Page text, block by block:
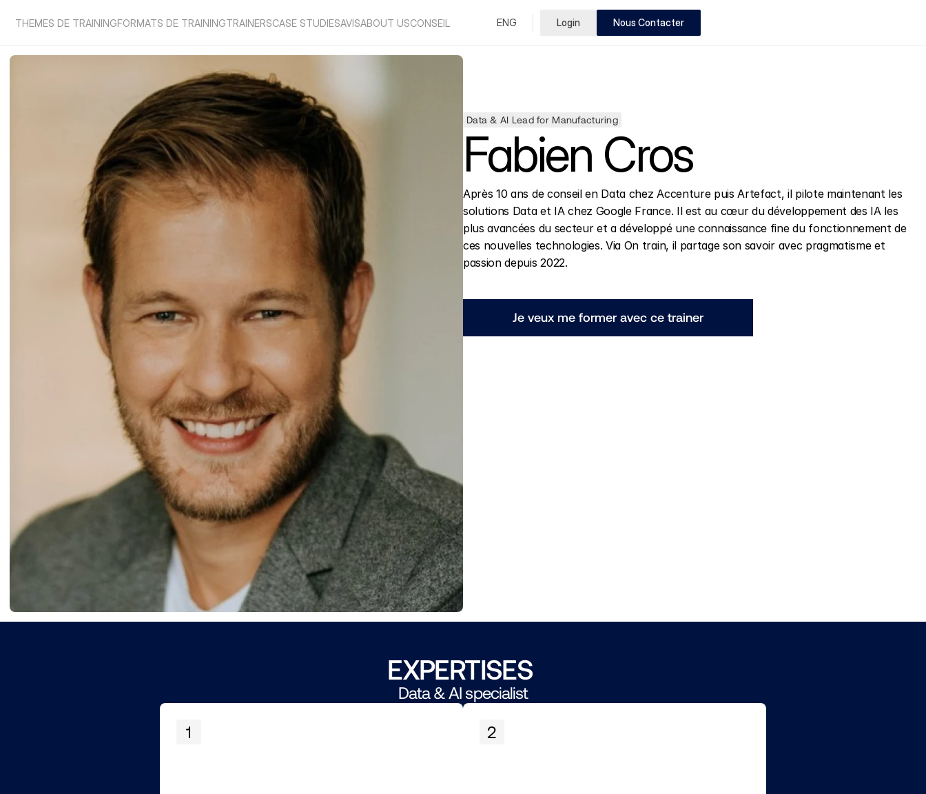
THEMES DE TRAININGFORMATS DE TRAININGTRAINERSCASE STUDIESAVISABOUT USCONSEIL
Select Language
French
ENG Login Nous Contacter
Data & AI Lead for Manufacturing
Fabien Cros
Après 10 ans de conseil en Data chez Accenture puis Artefact, il pilote maintenant les
solutions Data et IA chez Google France. Il est au cœur du développement des IA les
plus avancées du secteur et a développé une connaissance fine du fonctionnement de
ces nouvelles technologies. Via On train, il partage son savoir avec pragmatisme et
passion depuis 2022.
Je veux me former avec ce trainer
EXPERTISES
Data & AI specialist
1
2